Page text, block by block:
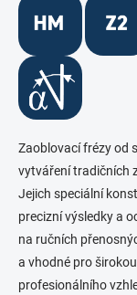
Zaoblovací frézy od
vytváření tradičních
Jejich speciální
precizní výsledky a
na ručních
a vhodné pro
profesionálního